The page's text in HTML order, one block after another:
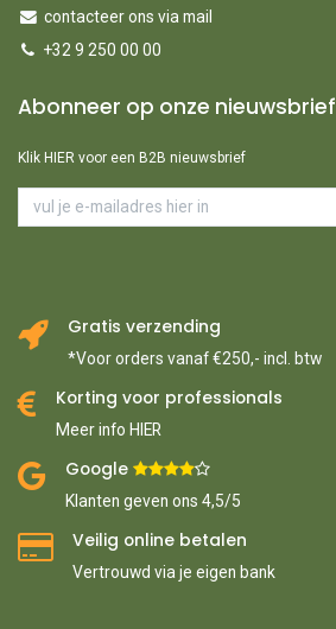
contacteer ons via mail
+32 9 250 00 00
Abonneer op onze nieuwsbrief
Klik HIER voor een B2B nieuwsbrief
Gratis verzending
*Voor orders vanaf €250,- incl. btw
Korting voor professionals
Meer info HIER
Google ​
Klanten geven ons 4,5/5
Veilig online betalen
Vertrouwd via je eigen bank